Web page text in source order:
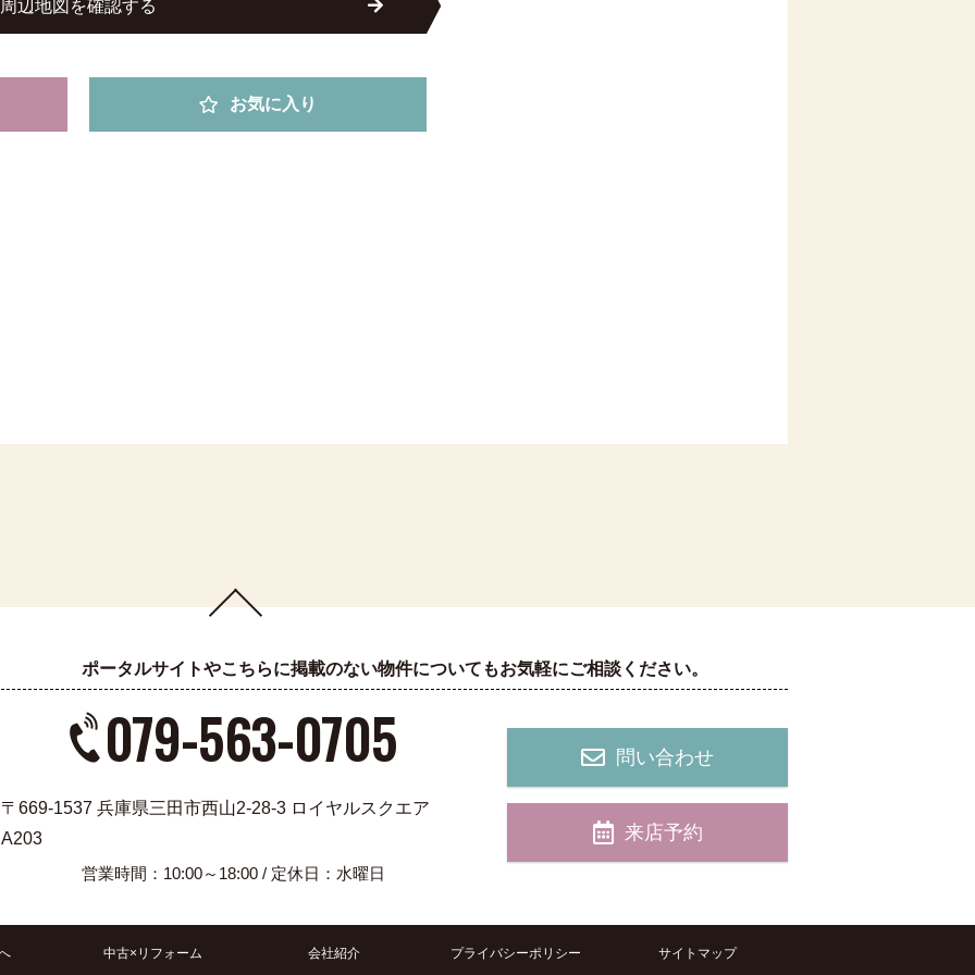
周辺地図を確認する
お気に入り
ポータルサイトやこちらに掲載のない物件についてもお気軽にご相談ください。
079-563-0705
〒669-1537 兵庫県三田市西山2-28-3 ロイヤルスクエア
A203
営業時間：10:00～18:00 / 定休日：水曜日
問い合わせ
来店予約
中古×リフォーム 会社紹介 プライバシーポリシー サイトマップ